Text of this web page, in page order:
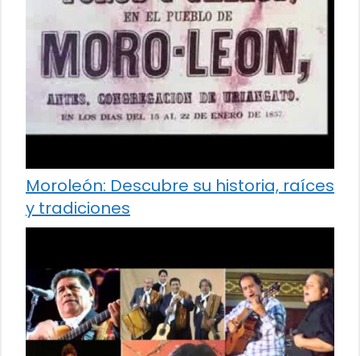
Moroleón: Descubre su historia, raíces
y tradiciones